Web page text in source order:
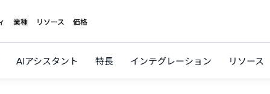
業種 リソース 価格
AIアシスタント 特長 インテグレーション リソース